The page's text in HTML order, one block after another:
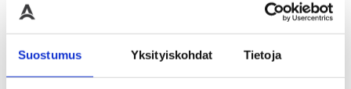
Suostumus Yksityiskohdat Tietoja
OSTA +
VANTAA 0
HAMINA 0
OULU 0